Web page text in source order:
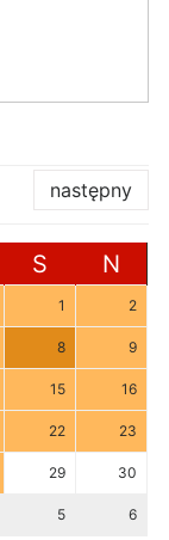
następny
S N
1 2
8 9
15 16
22 23
29 30
5 6